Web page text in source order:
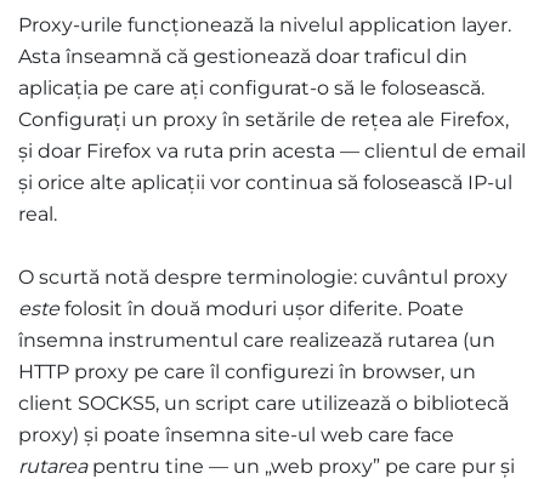
Proxy-urile funcționează la nivelul application layer.
Asta înseamnă că gestionează doar traficul din
aplicația pe care ați configurat-o să le folosească.
Configurați un proxy în setările de rețea ale Firefox,
și doar Firefox va ruta prin acesta — clientul de email
și orice alte aplicații vor continua să folosească IP-ul
real.
O scurtă notă despre terminologie: cuvântul proxy
estefolosit în două moduri ușor diferite. Poate
însemna instrumentul care realizează rutarea (un
HTTP proxy pe care îl configurezi în browser, un
client SOCKS5, un script care utilizează o bibliotecă
proxy) și poate însemna site-ul web care face
rutarea pentru tine — un „web proxy” pe care pur și